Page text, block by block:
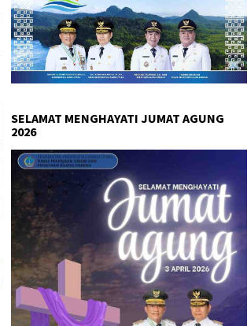
SELAMAT MENGHAYATI JUMAT AGUNG
2026